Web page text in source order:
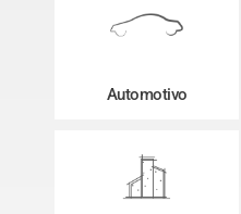
Automotivo